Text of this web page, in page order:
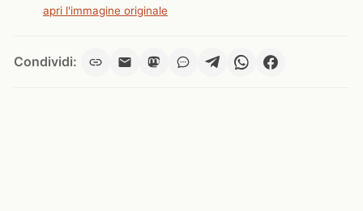
apri l'immagine originale
Condividi: